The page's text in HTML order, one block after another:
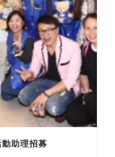
助理招募